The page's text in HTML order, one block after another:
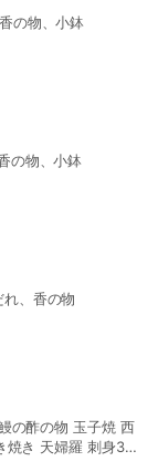
の物、小鉢
の物、小鉢
、香の物
の酢の物 玉子焼 西
焼き 天婦羅 刺身3点